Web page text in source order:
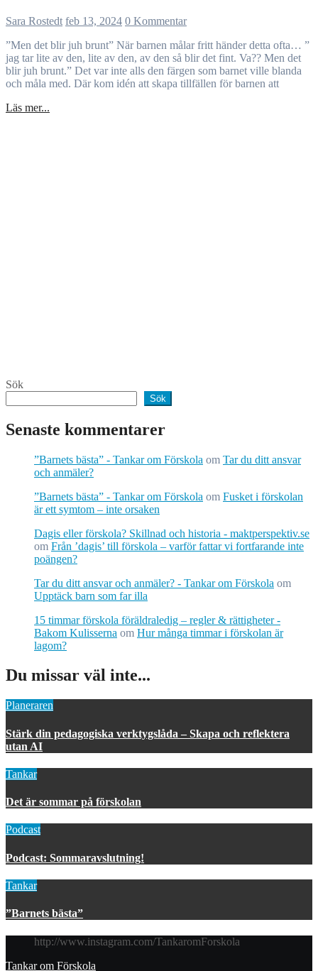
Sara Rostedt feb 13, 2024 0 Kommentar
”Men det blir juh brunt” När barnen målar fritt händer detta ofta… ”
jag tar lite av den, lite av den, av den så blir det fint. Va?? Men det
blir juh brunt.” Det var inte alls den färgen som barnet ville blanda
och måla med. Där kom idén att skapa tillfällen för barnen att
Läs mer...
Sök
Sök
Senaste kommentarer
”Barnets bästa” - Tankar om Förskola om Tar du ditt ansvar
och anmäler?
”Barnets bästa” - Tankar om Förskola om Fusket i förskolan
är ett symtom – inte orsaken
Dagis eller förskola? Skillnad och historia - maktperspektiv.se
om Från ’dagis’ till förskola – varför fattar vi fortfarande inte
poängen?
Tar du ditt ansvar och anmäler? - Tankar om Förskola om
Upptäck barn som far illa
15 timmar förskola föräldraledig – regler & rättigheter -
Bakom Kulisserna om Hur många timmar i förskolan är
lagom?
Du missar väl inte...
Planeraren
Stärk din pedagogiska verktygslåda – Skapa och reflektera
utan AI
Tankar
Det är sommar på förskolan
Podcast
Podcast: Sommaravslutning!
Tankar
”Barnets bästa”
http://www.instagram.com/TankaromForskola
Tankar om Förskola